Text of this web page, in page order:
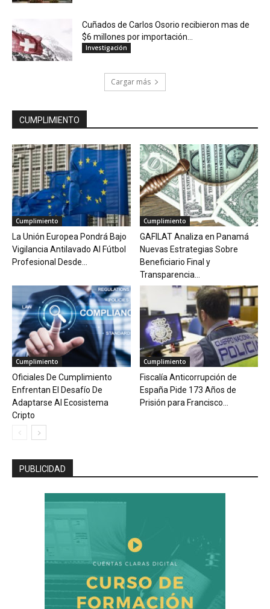
Cuñados de Carlos Osorio recibieron mas de
$6 millones por importación...
Investigación
Cargar más
CUMPLIMIENTO
Cumplimiento
La Unión Europea Pondrá Bajo
Vigilancia Antilavado Al Fútbol
Profesional Desde...
Cumplimiento
GAFILAT Analiza en Panamá
Nuevas Estrategias Sobre
Beneficiario Final y
Transparencia...
Cumplimiento
Oficiales De Cumplimiento
Enfrentan El Desafío De
Adaptarse Al Ecosistema
Cripto
Cumplimiento
Fiscalía Anticorrupción de
España Pide 173 Años de
Prisión para Francisco...
PUBLICIDAD